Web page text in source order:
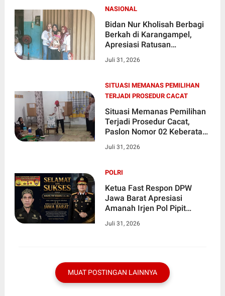
Brantas Korupsi
NASIONAL
Bidan Nur Kholisah Berbagi
Berkah di Karangampel,
Apresiasi Ratusan
Mengawal dari Titik Nol
Juli 31, 2026
SITUASI MEMANAS PEMILIHAN
TERJADI PROSEDUR CACAT
Situasi Memanas Pemilihan
Terjadi Prosedur Cacat,
Paslon Nomor 02 Keberatan
Kebayanan Kiping
Juli 31, 2026
POLRI
Ketua Fast Respon DPW
Jawa Barat Apresiasi
Amanah Irjen Pol Pipit
Jabar, Dorong Sinergi Pers
Juli 31, 2026
MUAT POSTINGAN LAINNYA